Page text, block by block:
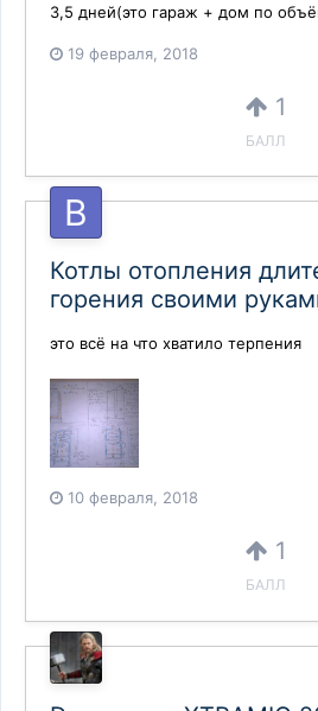
3,5 дней(это гараж + дом по
19 февраля, 2018
1
БАЛЛ
Котлы отопления
горения своими
это всё на что хватило терпения
10 февраля, 2018
1
БАЛЛ